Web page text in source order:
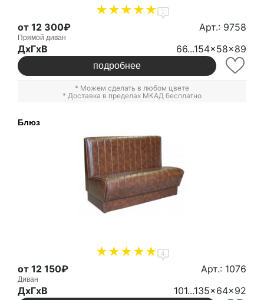
1
от 12 300₽ Арт.: 9758
Прямой диван
ДxГxВ 66...154x58x89
подробнее
* Можем сделать в любом цвете
* Доставка в пределах МКАД бесплатно
Блюз
4
от 12 150₽ Арт.: 1076
Диван
ДxГxВ 101...135x64x92